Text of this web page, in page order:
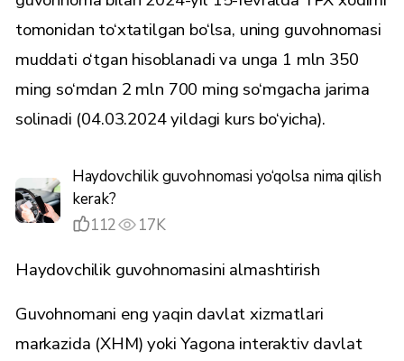
tomonidan to‘xtatilgan bo‘lsa, uning guvohnomasi
muddati o‘tgan hisoblanadi va unga 1 mln 350
ming so‘mdan 2 mln 700 ming so‘mgacha jarima
solinadi (04.03.2024 yildagi kurs bo‘yicha).
Haydovchilik guvohnomasi yo‘qolsa nima qilish
kerak?
112
17K
Haydovchilik guvohnomasini almashtirish
Guvohnomani eng yaqin davlat xizmatlari
markazida (XHM) yokiYagona interaktiv davlat